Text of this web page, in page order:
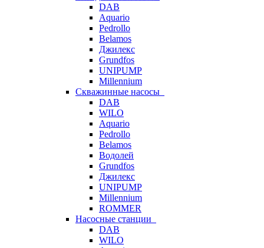
DAB
Aquario
Pedrollo
Belamos
Джилекс
Grundfos
UNIPUMP
Millennium
Скважинные насосы
DAB
WILO
Aquario
Pedrollo
Belamos
Водолей
Grundfos
Джилекс
UNIPUMP
Millennium
ROMMER
Насосные станции
DAB
WILO